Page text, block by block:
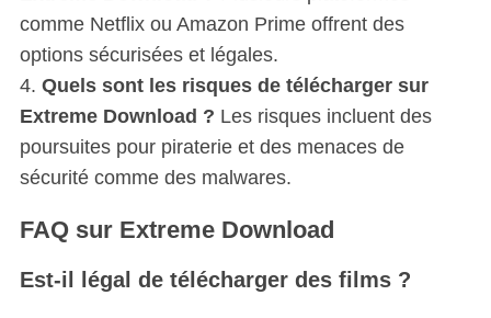
comme Netflix ou Amazon Prime offrent des
options sécurisées et légales.
4. Quels sont les risques de télécharger sur
Extreme Download ? Les risques incluent des
poursuites pour piraterie et des menaces de
sécurité comme des malwares.
FAQ sur Extreme Download
Est-il légal de télécharger des films ?